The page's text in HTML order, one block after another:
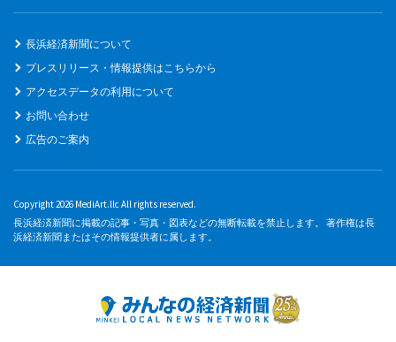
長浜経済新聞について
プレスリリース・情報提供はこちらから
アクセスデータの利用について
お問い合わせ
広告のご案内
Copyright 2026 MediArt.llc All rights reserved.
長浜経済新聞に掲載の記事・写真・図表などの無断転載を禁止します。 著作権は長
浜経済新聞またはその情報提供者に属します。